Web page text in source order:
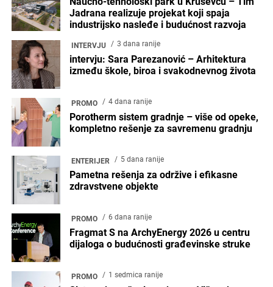
Jadrana realizuje projekat koji spaja
industrijsko nasleđe i budućnost razvoja
INTERVJU 3 dana ranije
intervju: Sara Parezanović – Arhitektura
između škole, biroa i svakodnevnog života
PROMO 4 dana ranije
Porotherm sistem gradnje – više od opeke,
kompletno rešenje za savremenu gradnju
ENTERIJER 5 dana ranije
Pametna rešenja za održive i efikasne
zdravstvene objekte
PROMO 6 dana ranije
Fragmat S na ArchyEnergy 2026 u centru
dijaloga o budućnosti građevinske struke
PROMO 1 sedmica ranije